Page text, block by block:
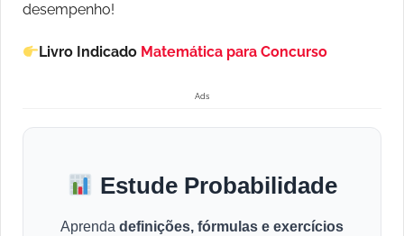
desempenho!
Livro Indicado Matemática para Concurso
Ads
Estude Probabilidade
Aprenda definições, fórmulas e exercícios